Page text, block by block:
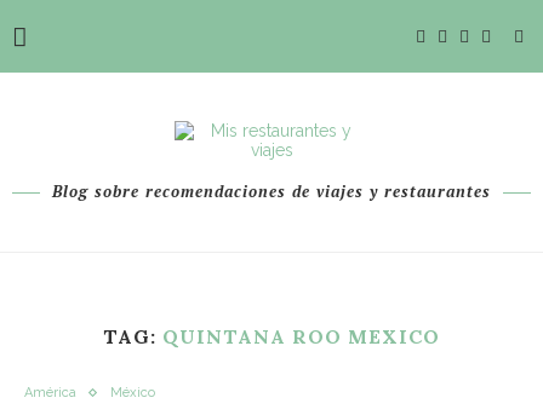
Blog sobre recomendaciones de viajes y restaurantes
TAG: QUINTANA ROO MEXICO
América México